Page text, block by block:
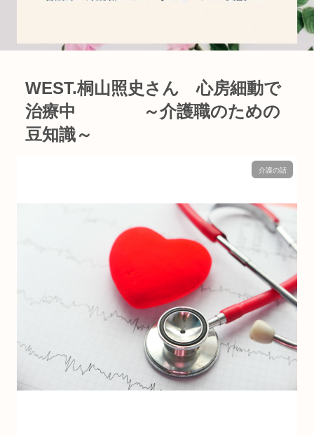
WEST.桐山照史さん 心房細動で
治療中 ～介護職のための
豆知識～
介護の話